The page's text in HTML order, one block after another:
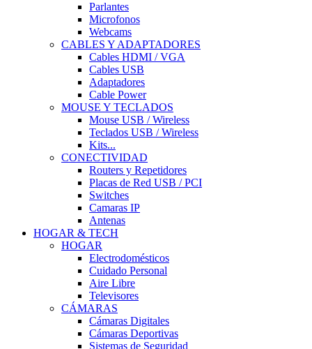
Parlantes
Microfonos
Webcams
CABLES Y ADAPTADORES
Cables HDMI / VGA
Cables USB
Adaptadores
Cable Power
MOUSE Y TECLADOS
Mouse USB / Wireless
Teclados USB / Wireless
Kits...
CONECTIVIDAD
Routers y Repetidores
Placas de Red USB / PCI
Switches
Camaras IP
Antenas
HOGAR & TECH
HOGAR
Electrodomésticos
Cuidado Personal
Aire Libre
Televisores
CÁMARAS
Cámaras Digitales
Cámaras Deportivas
Sistemas de Seguridad